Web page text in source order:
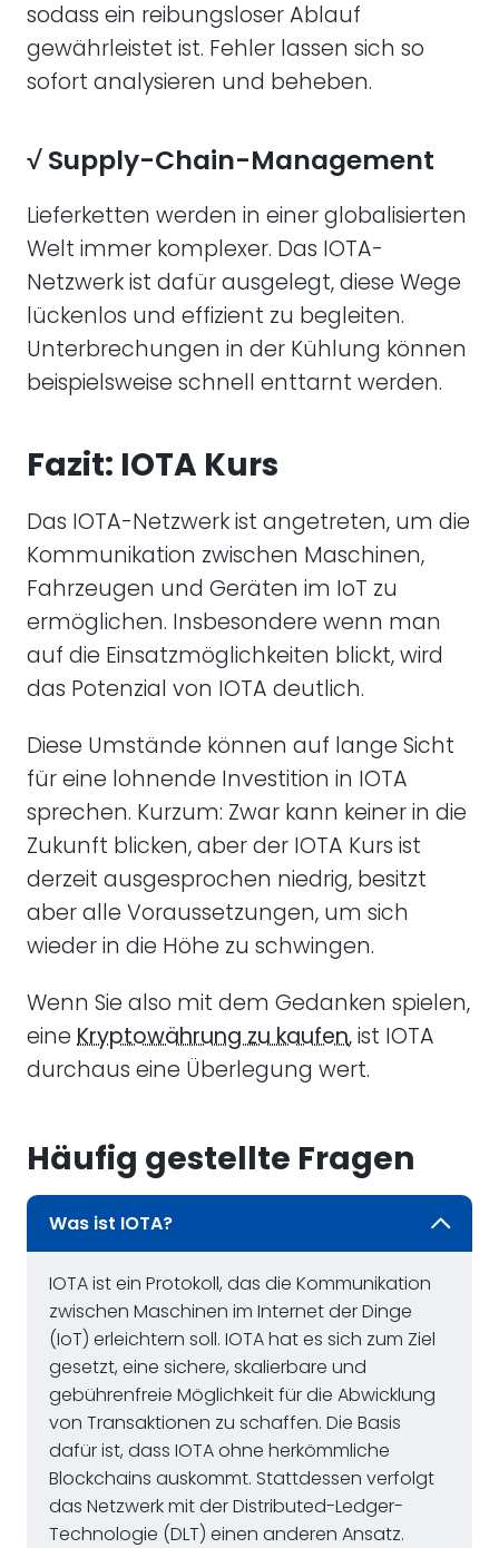
sodass ein reibungsloser Ablauf
gewährleistet ist. Fehler lassen sich so
sofort analysieren und beheben.
√ Supply-Chain-Management
Lieferketten werden in einer globalisierten
Welt immer komplexer. Das IOTA-
Netzwerk ist dafür ausgelegt, diese Wege
lückenlos und effizient zu begleiten.
Unterbrechungen in der Kühlung können
beispielsweise schnell enttarnt werden.
Fazit: IOTA Kurs
Das IOTA-Netzwerk ist angetreten, um die
Kommunikation zwischen Maschinen,
Fahrzeugen und Geräten im IoT zu
ermöglichen. Insbesondere wenn man
auf die Einsatzmöglichkeiten blickt, wird
das Potenzial von IOTA deutlich.
Diese Umstände können auf lange Sicht
für eine lohnende Investition in IOTA
sprechen. Kurzum: Zwar kann keiner in die
Zukunft blicken, aber der IOTA Kurs ist
derzeit ausgesprochen niedrig, besitzt
aber alle Voraussetzungen, um sich
wieder in die Höhe zu schwingen.
Wenn Sie also mit dem Gedanken spielen,
eine Kryptowährung zu kaufen, ist IOTA
durchaus eine Überlegung wert.
Häufig gestellte Fragen
Was ist IOTA?
IOTA ist ein Protokoll, das die Kommunikation
zwischen Maschinen im Internet der Dinge
(IoT) erleichtern soll. IOTA hat es sich zum Ziel
gesetzt, eine sichere, skalierbare und
gebührenfreie Möglichkeit für die Abwicklung
von Transaktionen zu schaffen. Die Basis
dafür ist, dass IOTA ohne herkömmliche
Blockchains auskommt. Stattdessen verfolgt
das Netzwerk mit der Distributed-Ledger-
Technologie (DLT) einen anderen Ansatz.